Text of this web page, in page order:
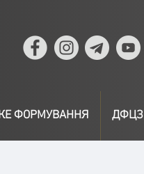
ФОРМУВАННЯ ДФЦЗ